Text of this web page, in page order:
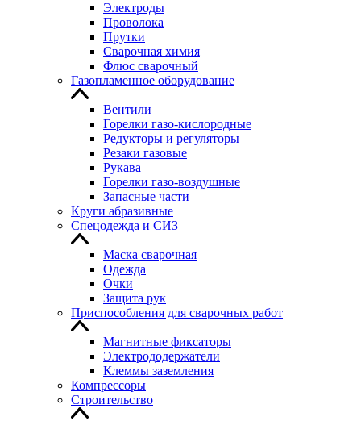
Электроды
Проволока
Прутки
Сварочная химия
Флюс сварочный
Газопламенное оборудование
Вентили
Горелки газо-кислородные
Редукторы и регуляторы
Резаки газовые
Рукава
Горелки газо-воздушные
Запасные части
Круги абразивные
Спецодежда и СИЗ
Маска сварочная
Одежда
Очки
Защита рук
Приспособления для сварочных работ
Магнитные фиксаторы
Электрододержатели
Клеммы заземления
Компрессоры
Строительство